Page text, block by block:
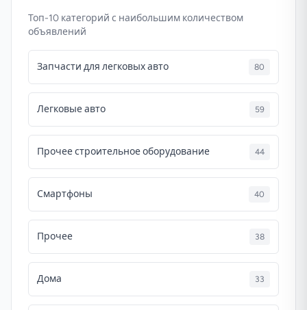
Топ-10 категорий с наибольшим количеством
объявлений
Запчасти для легковых авто 80
Легковые авто 59
Прочее строительное оборудование 44
Смартфоны 40
Прочее 38
Дома 33